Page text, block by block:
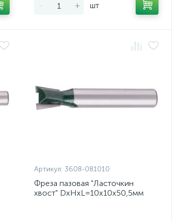
- + шт
Артикул: 3608-081010
Фреза пазовая "Ласточкин
хвост" DxHxL=10х10х50,5мм